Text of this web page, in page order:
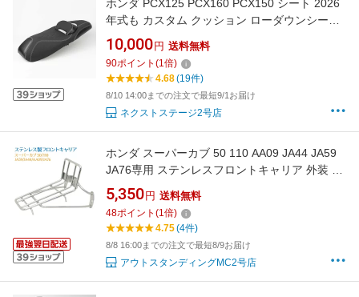
ホンダ PCX125 PCX160 PCX150 シート 2026
年式も カスタム クッション ローダウンシート
コーナーバケットシート レザー バックレスト
付き 2CM ダウン シート下げ バイク ブラック
ホワイトステッチ 純正交換 取寄せ
10,000 円 送料無料
90ポイント (1倍)
4.68(19件)
8/10 14:00までの注文で最短9/1お届け
ネクストステージ2号店
ホンダ スーパーカブ 50 110 AA09 JA44 JA59
JA76専用 ステンレスフロントキャリア 外装 カ
スタムパーツ
5,350 円 送料無料
48ポイント (1倍)
4.75(4件)
8/8 16:00までの注文で最短8/9お届け
アウトスタンディングMC2号店